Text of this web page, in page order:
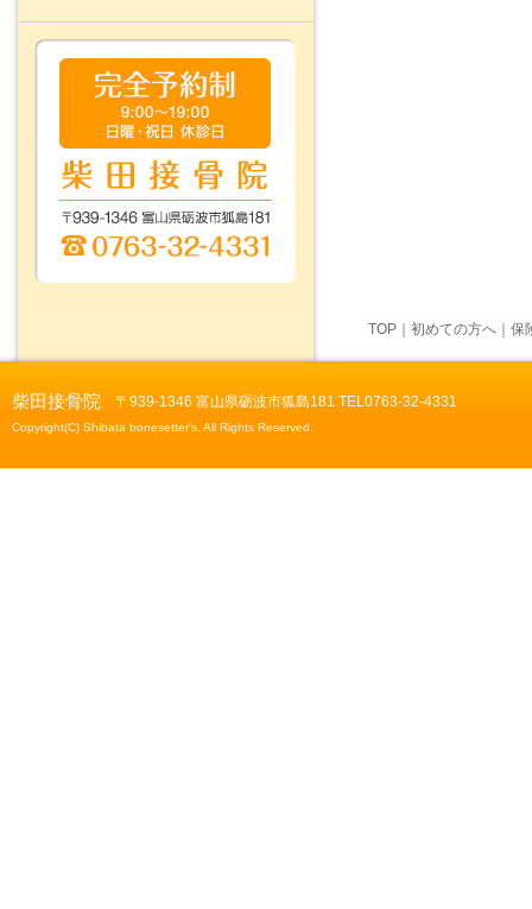
TOP 初めての方へ 保
柴田接骨院 〒939-1346 富山県砺波市狐島181 TEL0763-32-4331
Copyright(C) Shibata bonesetter's. All Rights Reserved.